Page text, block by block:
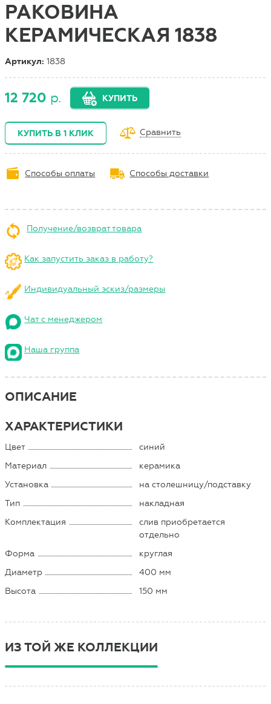
РАКОВИНА
КЕРАМИЧЕСКАЯ 1838
Артикул:1838
12 720 р. КУПИТЬ
КУПИТЬ В 1 КЛИК Сравнить
Способы оплаты Способы доставки
Получение/возврат товара
Как запустить заказ в работу?
Индивидуальный эскиз/размеры
Чат с менеджером
Наша группа
ОПИСАНИЕ
ХАРАКТЕРИСТИКИ
Цвет
синий
Материал
керамика
Установка
на столешницу/подставку
Тип
накладная
Комплектация
слив приобретается
отдельно
Форма
круглая
Диаметр
400 мм
Высота
150 мм
ИЗ ТОЙ ЖЕ КОЛЛЕКЦИИ